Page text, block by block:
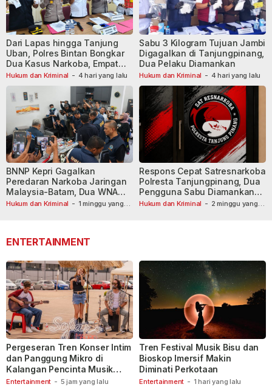
Hukum dan Kriminal - 4 hari yang lalu
Dari Lapas hingga Tanjung
Uban, Polres Bintan Bongkar
Dua Kasus Narkoba, Empat
Tersangka Dibekuk
Hukum dan Kriminal - 4 hari yang lalu
Sabu 3 Kilogram Tujuan Jambi
Digagalkan di Tanjungpinang,
Dua Pelaku Diamankan
Hukum dan Kriminal - 1 minggu yang
BNNP Kepri Gagalkan
Peredaran Narkoba Jaringan
Malaysia-Batam, Dua WNA
Masih Diburu
Hukum dan Kriminal - 2 minggu yang
Respons Cepat Satresnarkoba
Polresta Tanjungpinang, Dua
Pengguna Sabu Diamankan
Usai Dilaporkan ke Call Center
ENTERTAINMENT
Entertainment - 5 jam yang lalu
Pergeseran Tren Konser Intim
dan Panggung Mikro di
Kalangan Pencinta Musik
Indonesia
Entertainment - 1 hari yang lalu
Tren Festival Musik Bisu dan
Bioskop Imersif Makin
Diminati Perkotaan